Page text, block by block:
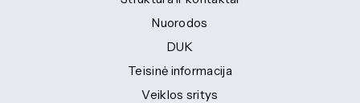
Nuorodos
DUK
Teisinė informacija
Veiklos sritys